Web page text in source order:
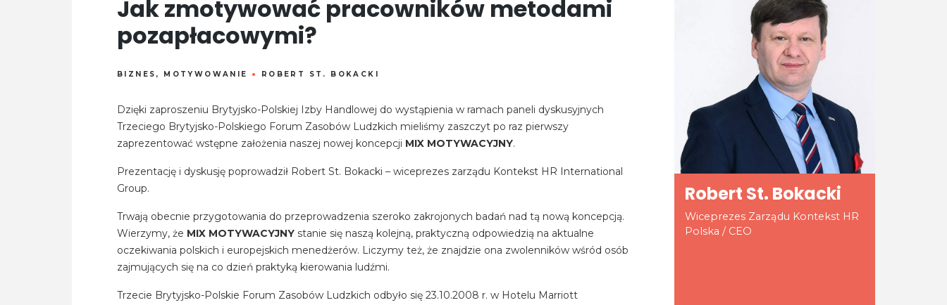
Jak zmotywować pracowników metodami
pozapłacowymi?
BIZNES , MOTYWOWANIE ● ROBERT ST. BOKACKI
Dzięki zaproszeniu Brytyjsko-Polskiej Izby Handlowej do wystąpienia w ramach paneli dyskusyjnych
Trzeciego Brytyjsko-Polskiego Forum Zasobów Ludzkich mieliśmy zaszczyt po raz pierwszy
zaprezentować wstępne założenia naszej nowej koncepcji MIX MOTYWACYJNY.
Prezentację i dyskusję poprowadził Robert St. Bokacki – wiceprezes zarządu Kontekst HR International
Group.
Trwają obecnie przygotowania do przeprowadzenia szeroko zakrojonych badań nad tą nową koncepcją.
Wierzymy, że MIX MOTYWACYJNY stanie się naszą kolejną, praktyczną odpowiedzią na aktualne
oczekiwania polskich i europejskich menedżerów. Liczymy też, że znajdzie ona zwolenników wśród osób
zajmujących się na co dzień praktyką kierowania ludźmi.
Trzecie Brytyjsko-Polskie Forum Zasobów Ludzkich odbyło się 23.10.2008 r. w Hotelu Marriott
Robert St. Bokacki
Wiceprezes Zarządu Kontekst HR
Polska / CEO